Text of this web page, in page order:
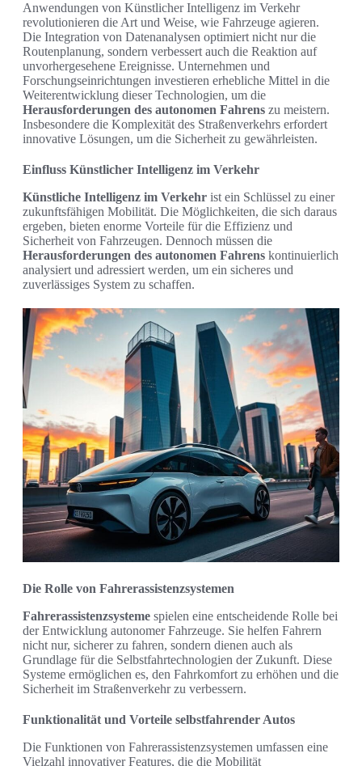
Anwendungen von Künstlicher Intelligenz im Verkehr
revolutionieren die Art und Weise, wie Fahrzeuge agieren.
Die Integration von Datenanalysen optimiert nicht nur die
Routenplanung, sondern verbessert auch die Reaktion auf
unvorhergesehene Ereignisse. Unternehmen und
Forschungseinrichtungen investieren erhebliche Mittel in die
Weiterentwicklung dieser Technologien, um die
Herausforderungen des autonomen Fahrens zu meistern.
Insbesondere die Komplexität des Straßenverkehrs erfordert
innovative Lösungen, um die Sicherheit zu gewährleisten.
Einfluss Künstlicher Intelligenz im Verkehr
Künstliche Intelligenz im Verkehr ist ein Schlüssel zu einer
zukunftsfähigen Mobilität. Die Möglichkeiten, die sich daraus
ergeben, bieten enorme Vorteile für die Effizienz und
Sicherheit von Fahrzeugen. Dennoch müssen die
Herausforderungen des autonomen Fahrens kontinuierlich
analysiert und adressiert werden, um ein sicheres und
zuverlässiges System zu schaffen.
Die Rolle von Fahrerassistenzsystemen
Fahrerassistenzsysteme spielen eine entscheidende Rolle bei
der Entwicklung autonomer Fahrzeuge. Sie helfen Fahrern
nicht nur, sicherer zu fahren, sondern dienen auch als
Grundlage für die Selbstfahrtechnologien der Zukunft. Diese
Systeme ermöglichen es, den Fahrkomfort zu erhöhen und die
Sicherheit im Straßenverkehr zu verbessern.
Funktionalität und Vorteile selbstfahrender Autos
Die Funktionen von Fahrerassistenzsystemen umfassen eine
Vielzahl innovativer Features, die die Mobilität